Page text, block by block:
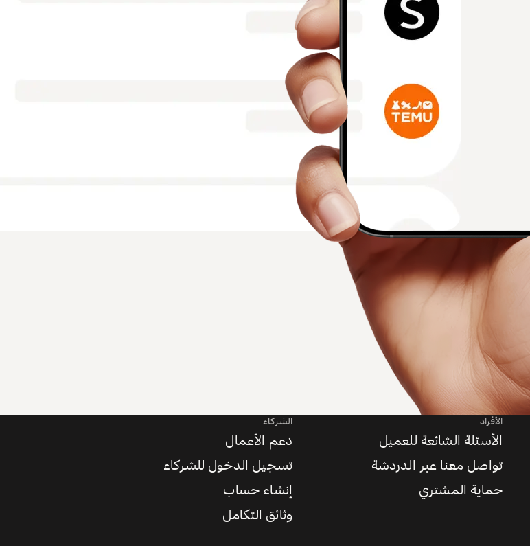
الأفراد
الأسئلة الشائعة للعميل
تواصل معنا عبر الدردشة
حماية المشتري
الشركاء
دعم الأعمال
تسجيل الدخول للشركاء
إنشاء حساب
وثائق التكامل